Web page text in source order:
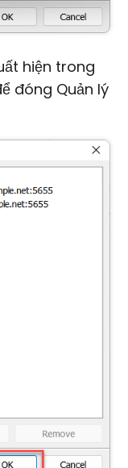
hiện trong
đóng Quản lý